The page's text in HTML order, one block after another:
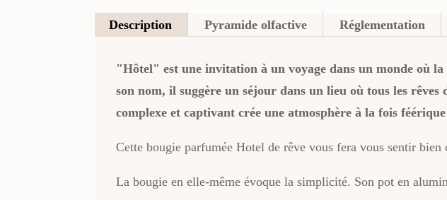
Description Pyramide olfactive Réglementation
"Hôtel" est une invitation à un voyage dans un monde où
son nom, il suggère un séjour dans un lieu où tous les
complexe et captivant crée une atmosphère à la fois
Cette bougie parfumée Hotel de rêve vous fera vous sentir bien
La bougie en elle-même évoque la simplicité. Son pot en